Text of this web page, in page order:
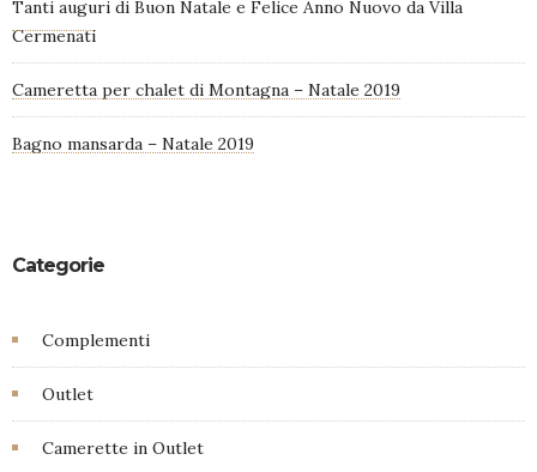
Tanti auguri di Buon Natale e Felice Anno Nuovo da Villa
Cermenati
Cameretta per chalet di Montagna – Natale 2019
Bagno mansarda – Natale 2019
Categorie
Complementi
Outlet
Camerette in Outlet